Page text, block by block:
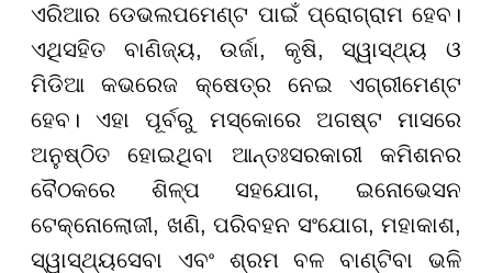
ଏରିଆର ଡେଭଲପମେଣ୍ଟ ପାଇଁ ପ୍ରୋଗ୍ରାମ ହେବ।
ଏଥିସହିତ ବାଣିଜ୍ୟ, ଉର୍ଜା, କୃଷି, ସ୍ୱାସ୍ଥ୍ୟ ଓ
ମିଡିଆ କଭରେଜ କ୍ଷେତ୍ର ନେଇ ଏଗ୍ରୀମେଣ୍ଟ
ହେବ। ଏହା ପୂର୍ବରୁ ମସ୍କୋରେ ଅଗଷ୍ଟ ମାସରେ
ଅନୁଷ୍ଠିତ ହୋଇଥିବା ଆନ୍ତଃସରକାରୀ କମିଶନର
ବୈଠକରେ ଶିଳ୍ପ ସହଯୋଗ, ଇନୋଭେସନ
ଟେକ୍ନୋଲୋଜୀ, ଖଣି, ପରିବହନ ସଂଯୋଗ, ମହାକାଶ,
ସ୍ୱାସ୍ଥ୍ୟସେବା ଏବଂ ଶ୍ରମ ବଳ ବାଣ୍ଟିବା ଭଳି